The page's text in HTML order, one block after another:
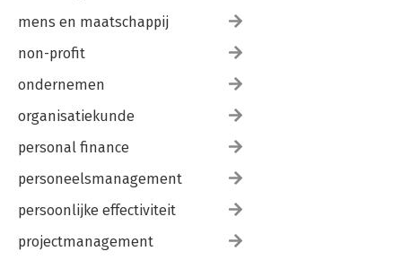
mens en maatschappij
non-profit
ondernemen
organisatiekunde
personal finance
personeelsmanagement
persoonlijke effectiviteit
projectmanagement